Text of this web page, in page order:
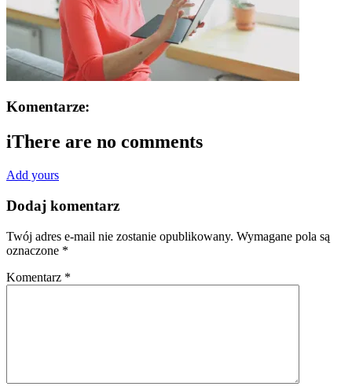
Komentarze:
iThere are no comments
Add yours
Dodaj komentarz
Twój adres e-mail nie zostanie opublikowany. Wymagane pola są
oznaczone *
Komentarz *